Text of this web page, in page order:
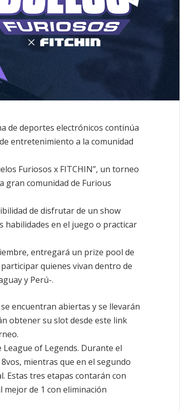
de deportes electrónicos continúa
entretenimiento a la comunidad
Furiosos x FITCHIN”, un torneo
gran comunidad de Furious
de disfrutar de un show
habilidades en el juego o practicar
entregará un prize pool de
quienes vivan dentro de
y Perú-.
encuentran abiertas y se llevarán
obtener su slot desde este link
of Legends. Durante el
mientras que en el segundo
Estas tres etapas contarán con
de 1 con eliminación